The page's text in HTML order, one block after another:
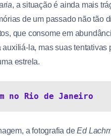
, a situação é ainda mais
de um passado não tão
que consome em
auxiliá-la, mas suas tentativas
estrela.
no Rio de Janeiro
a fotografia deEd